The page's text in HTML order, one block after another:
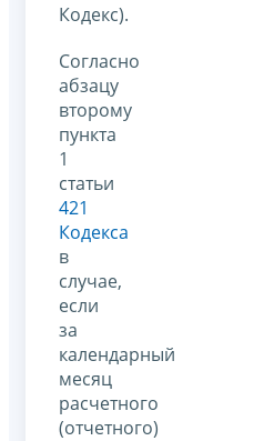
Кодекс).
Согласно
абзацу
второму
пункта
1
статьи
421
Кодекса
в
случае,
если
за
календарный
месяц
расчетного
(отчетного)